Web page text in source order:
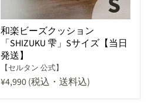
和楽ビーズクッション
「SHIZUKU 雫」Sサイズ【当日
発送】
【セルタン 公式】
¥4,990(税込・送料込)